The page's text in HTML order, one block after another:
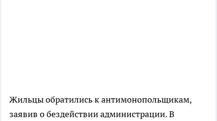
Жильцы обратились к антимонопольщикам,
заявив о бездействии администрации. В